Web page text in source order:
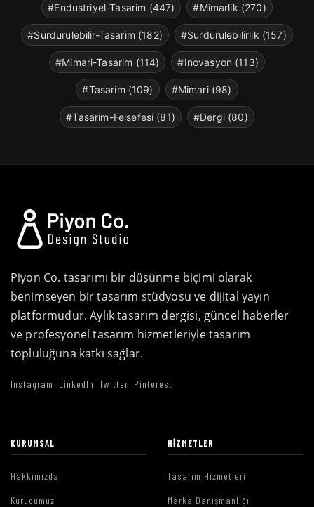
#Endustriyel-Tasarim (447) #Mimarlik (270)
#Surdurulebilir-Tasarim (182) #Surdurulebilirlik (157)
#Mimari-Tasarim (114) #Inovasyon (113)
#Tasarim (109) #Mimari (98)
#Tasarim-Felsefesi (81) #Dergi (80)
Piyon Co. tasarımı bir düşünme biçimi olarak
benimseyen bir tasarım stüdyosu ve dijital yayın
platformudur. Aylık tasarım dergisi, güncel haberler
ve profesyonel tasarım hizmetleriyle tasarım
topluluğuna katkı sağlar.
Instagram LinkedIn Twitter Pinterest
KURUMSAL
Hakkımızda
Kurucumuz
HIZMETLER
Tasarım Hizmetleri
Marka Danışmanlığı